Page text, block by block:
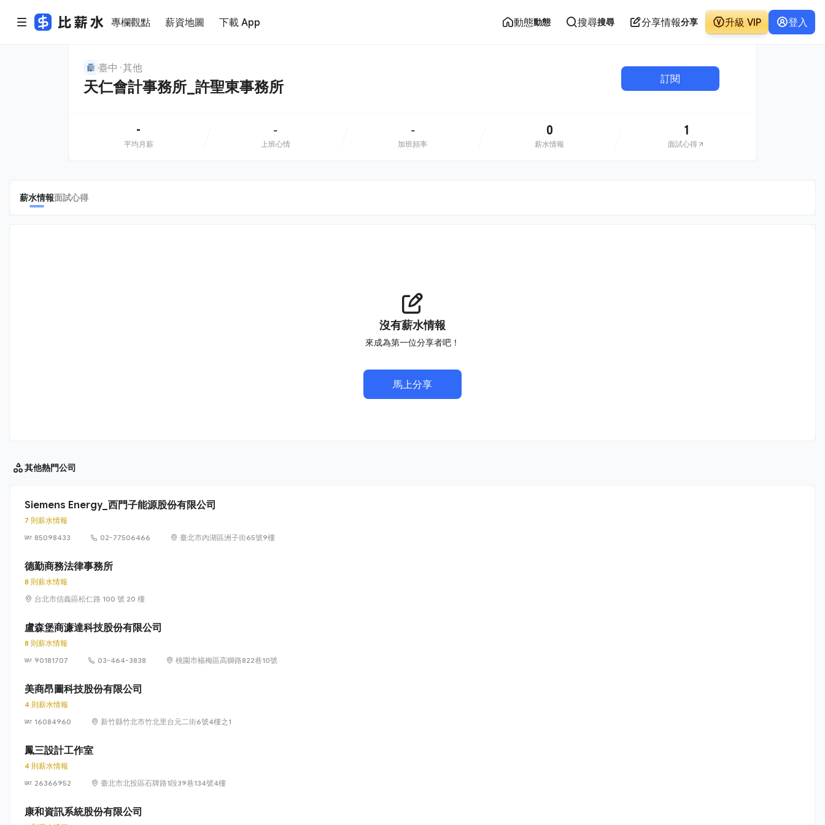
專欄觀點 薪資地圖 下載 App 動態動態 搜尋搜尋 分享情報分享 升級 VIP 登入
臺中 其他
天仁會計事務所_許聖東事務所 訂閱
-
平均月薪
-
上班心情
-
加班頻率
0
薪水情報
1
面試心得
薪水情報面試心得
沒有薪水情報
來成為第一位分享者吧！
馬上分享
其他熱門公司
Siemens Energy_西門子能源股份有限公司
7 則薪水情報
85098433
02-77506466 臺北市內湖區洲子街65號9樓
德勤商務法律事務所
8 則薪水情報
台北市信義區松仁路 100 號 20 樓
盧森堡商濂達科技股份有限公司
8 則薪水情報
90181707
03-464-3838 桃園市楊梅區高獅路822巷10號
美商昂圖科技股份有限公司
4 則薪水情報
16084960
新竹縣竹北市竹北里台元二街6號4樓之1
鳳三設計工作室
4 則薪水情報
26366952
臺北市北投區石牌路1段39巷134號4樓
康和資訊系統股份有限公司